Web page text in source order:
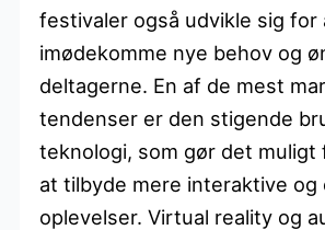
festivaler også udvikle sig for
imødekomme nye behov og
deltagerne. En af de mest
tendenser er den stigende
teknologi, som gør det
at tilbyde mere interaktive og
oplevelser. Virtual reality og